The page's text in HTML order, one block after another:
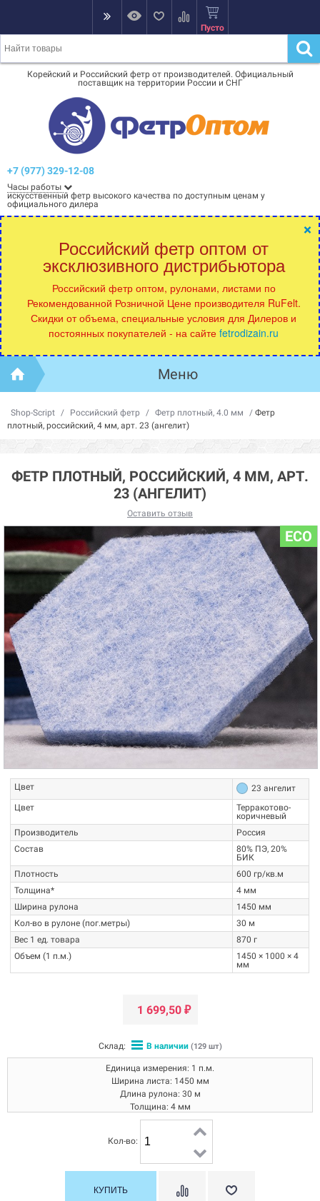
Пусто
Корейский и Российский фетр от производителей. Официальный
поставщик на территории России и СНГ
+7 (977) 329-12-08
Часы работы
искусственный фетр высокого качества по доступным ценам у
официального дилера
×
Российский фетр оптом от
эксклюзивного дистрибьютора
Российский фетр оптом, рулонами, листами по
Рекомендованной Розничной Цене производителя RuFelt.
Скидки от объема, специальные условия для Дилеров и
постоянных покупателей - на сайте fetrodizain.ru
Меню
Shop-Script / Российский фетр / Фетр плотный, 4.0 мм / Фетр
плотный, российский, 4 мм, арт. 23 (ангелит)
- ЧТО ЭТО?
вкратце, о теории. Во-первых,
- это не ткань. В его структуре не
словосочетаний...
Компания "Фелтикс"(FELTX) -
российская компания,
специализирующаяся на
искусственном войлоке. Компания
ФЕТР ПЛОТНЫЙ, РОССИЙСКИЙ, 4 ММ, АРТ.
23 (АНГЕЛИТ)
Оставить отзыв
ECO
Цвет
23 ангелит
Цвет
Терракотово-
коричневый
Производитель
Россия
Состав
80% ПЭ, 20%
БИК
Плотность
600 гр/кв.м
Толщина*
4 мм
Ширина рулона
1450 мм
Кол-во в рулоне (пог.метры)
30 м
Вес 1 ед. товара
870 г
Объем (1 п.м.)
1450 × 1000 × 4
мм
1 699,50 ₽
Склад: В наличии (129 шт)
Единица измерения: 1 п.м.
Ширина листа: 1450 мм
Длина рулона: 30 м
Толщина: 4 мм
Плотность: 600 гр/кв.м.
Производитель: Россия, RuFelt
Кол-во: